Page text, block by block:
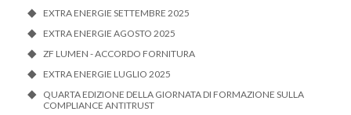
EXTRA ENERGIE SETTEMBRE 2025
EXTRA ENERGIE AGOSTO 2025
ZF LUMEN - ACCORDO FORNITURA
EXTRA ENERGIE LUGLIO 2025
QUARTA EDIZIONE DELLA GIORNATA DI FORMAZIONE SULLA
COMPLIANCE ANTITRUST